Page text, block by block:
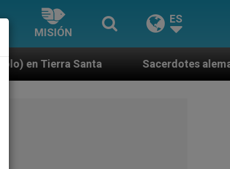
MISIÓN
ES
Sacerdotes alemanes fieles al Papa